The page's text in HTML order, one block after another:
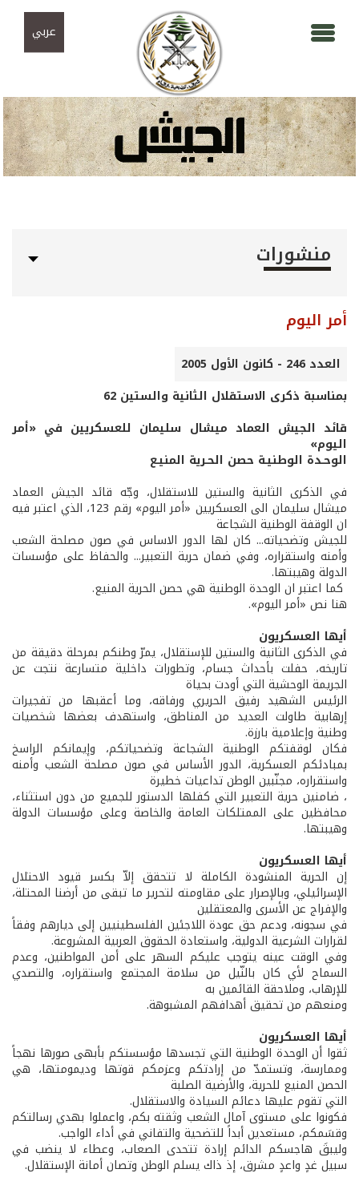
عربي
منشورات
أمر اليوم
العدد 246 - كانون الأول 2005
بمناسبة ذكرى الاستقلال الثانية والستين 62
قائد الجيش العماد ميشال سليمان للعسكريين في «أمر
اليوم»
الوحـدة الوطنيـة حصن الحـرية المنيـع
في الذكرى الثانية والستين للاستقلال، وجّه قائد الجيش العماد
ميشال سليمان الى العسكريين «أمر اليوم» رقم 123، الذي اعتبر فيه
ان الوقفة الوطنية الشجاعة
للجيش وتضحياته... كان لها الدور الاساس في صون مصلحة الشعب
وأمنه واستقراره، وفي ضمان حرية التعبير... والحفاظ على مؤسسات
الدولة وهيبتها.
كما اعتبر ان الوحدة الوطنية هي حصن الحرية المنيع.
هنا نص «أمر اليوم».
أيها العسكريون
في الذكرى الثانية والستين للإستقلال، يمرّ وطنكم بمرحلة دقيقة من
تاريخه، حفلت بأحداث جسام، وتطورات داخلية متسارعة نتجت عن
الجريمة الوحشية التي أودت بحياة
الرئيس الشهيد رفيق الحريري ورفاقه، وما أعقبها من تفجيرات
إرهابية طاولت العديد من المناطق، واستهدف بعضها شخصيات
وطنية وإعلامية بارزة.
فكان لوقفتكم الوطنية الشجاعة وتضحياتكم، وإيمانكم الراسخ
بمبادئكم العسكرية، الدور الأساس في صون مصلحة الشعب وأمنه
واستقراره، مجنّبين الوطن تداعيات خطيرة
، ضامنين حرية التعبير التي كفلها الدستور للجميع من دون استثناء،
محافظين على الممتلكات العامة والخاصة وعلى مؤسسات الدولة
وهيبتها.
أيها العسكريون
إن الحرية المنشودة الكاملة لا تتحقق إلاّ بكسر قيود الاحتلال
الإسرائيلي، وبالإصرار على مقاومته لتحرير ما تبقى من أرضنا المحتلة،
والإفراج عن الأسرى والمعتقلين
في سجونه، ودعم حق عودة اللاجئين الفلسطينيين إلى ديارهم وفقاً
لقرارات الشرعية الدولية، واستعادة الحقوق العربية المشروعة.
وفي الوقت عينه يتوجب عليكم السهر على أمن المواطنين، وعدم
السماح لأي كان بالنّيل من سلامة المجتمع واستقراره، والتصدي
للإرهاب، وملاحقة القائمين به
ومنعهم من تحقيق أهدافهم المشبوهة.
أيها العسكريون
ثقوا أن الوحدة الوطنية التي تجسدها مؤسستكم بأبهى صورها نهجاً
وممارسة، وتستمدّ من إرادتكم وعزمكم قوتها وديمومتها، هي
الحصن المنيع للحرية، والأرضية الصلبة
التي تقوم عليها دعائم السيادة والاستقلال.
فكونوا على مستوى آمال الشعب وثقته بكم، واعملوا بهدي رسالتكم
وقسَمكم، مستعدين أبداً للتضحية والتفاني في أداء الواجب.
وليبقَ هاجسكم الدائم إرادة تتحدى الصعاب، وعطاء لا ينضب في
سبيل غدٍ واعدٍ مشرق، إذ ذاك يسلم الوطن وتصان أمانة الإستقلال.